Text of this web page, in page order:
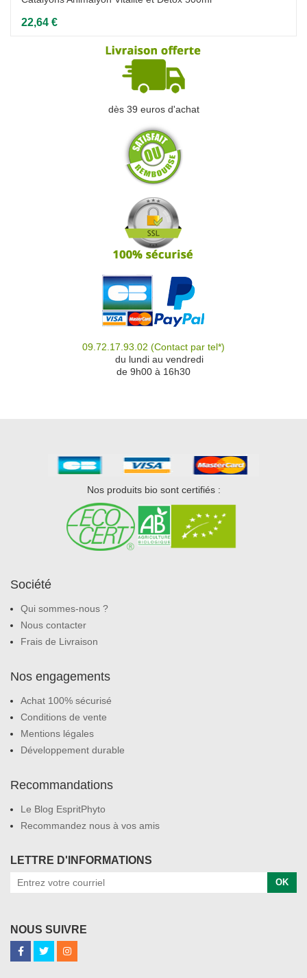
22,64 €
dès 39 euros d'achat
09.72.17.93.02 (Contact par tel*)
du lundi au vendredi
de 9h00 à 16h30
Nos produits bio sont certifiés :
Société
Qui sommes-nous ?
Nous contacter
Frais de Livraison
Nos engagements
Achat 100% sécurisé
Conditions de vente
Mentions légales
Développement durable
Recommandations
Le Blog EspritPhyto
Recommandez nous à vos amis
LETTRE D'INFORMATIONS
OK
NOUS SUIVRE